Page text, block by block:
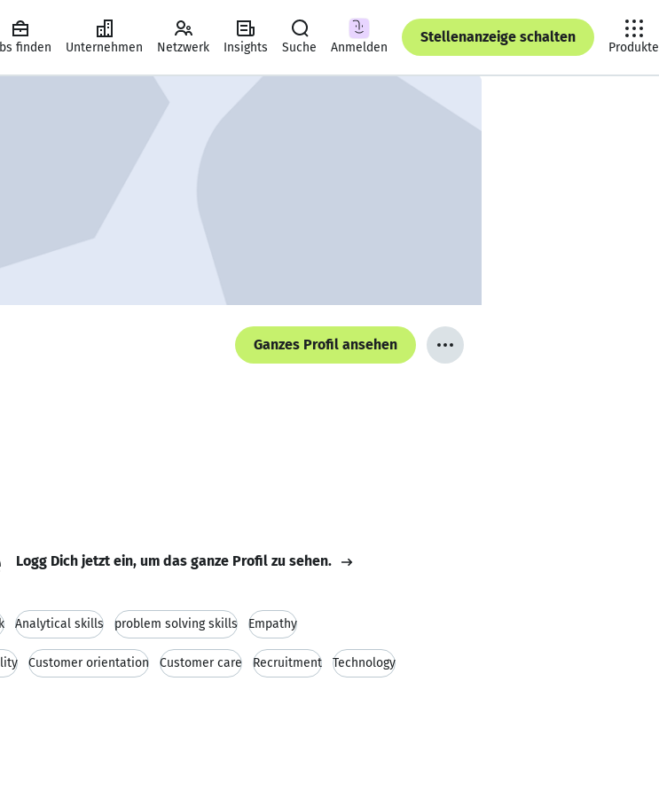
finden Unternehmen Netzwerk Insights Suche Anmelden
Stellenanzeige schalten
Produkte
Ganzes Profil ansehen
Logg Dich jetzt ein, um das ganze Profil zu sehen.
Analytical skills problem solving skills Empathy
Customer orientation Customer care Recruitment Technology